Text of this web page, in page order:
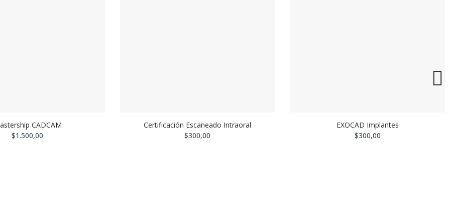
CADCAM
$1.500,00
Certificación Escaneado Intraoral
$300,00
EXOCAD Implantes
$300,00